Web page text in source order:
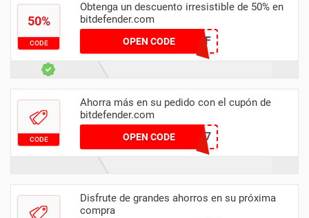
50%
CODE
Obtenga un descuento irresistible de 50% en
bitdefender.com
OPEN CODE
CARTABANDON-50OFF
CODE
Ahorra más en su pedido con el cupón de
bitdefender.com
OPEN CODE 2017
Disfrute de grandes ahorros en su próxima
compra